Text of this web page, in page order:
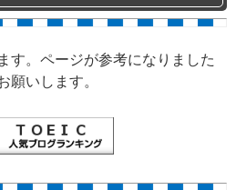
す。ページが参考になりました
願いします。